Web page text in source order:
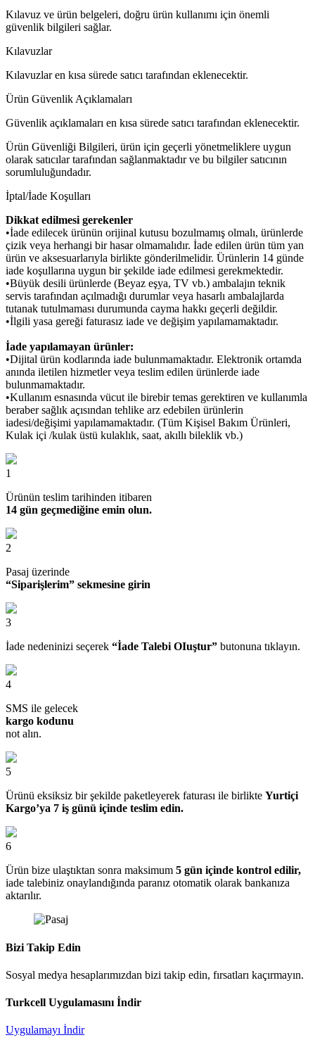
Kılavuz ve ürün belgeleri, doğru ürün kullanımı için önemli
güvenlik bilgileri sağlar.
Kılavuzlar
Kılavuzlar en kısa sürede satıcı tarafından eklenecektir.
Ürün Güvenlik Açıklamaları
Güvenlik açıklamaları en kısa sürede satıcı tarafından eklenecektir.
Ürün Güvenliği Bilgileri, ürün için geçerli yönetmeliklere uygun
olarak satıcılar tarafından sağlanmaktadır ve bu bilgiler satıcının
sorumluluğundadır.
İptal/İade Koşulları
Dikkat edilmesi gerekenler
•İade edilecek ürünün orijinal kutusu bozulmamış olmalı, ürünlerde
çizik veya herhangi bir hasar olmamalıdır. İade edilen ürün tüm yan
ürün ve aksesuarlarıyla birlikte gönderilmelidir. Ürünlerin 14 günde
iade koşullarına uygun bir şekilde iade edilmesi gerekmektedir.
•Büyük desili ürünlerde (Beyaz eşya, TV vb.) ambalajın teknik
servis tarafından açılmadığı durumlar veya hasarlı ambalajlarda
tutanak tutulmaması durumunda cayma hakkı geçerli değildir.
•İlgili yasa gereği faturasız iade ve değişim yapılamamaktadır.
İade yapılamayan ürünler:
•Dijital ürün kodlarında iade bulunmamaktadır. Elektronik ortamda
anında iletilen hizmetler veya teslim edilen ürünlerde iade
bulunmamaktadır.
•Kullanım esnasında vücut ile birebir temas gerektiren ve kullanımla
beraber sağlık açısından tehlike arz edebilen ürünlerin
iadesi/değişimi yapılamamaktadır. (Tüm Kişisel Bakım Ürünleri,
Kulak içi /kulak üstü kulaklık, saat, akıllı bileklik vb.)
1
Ürünün teslim tarihinden itibaren
14 gün geçmediğine emin olun.
2
Pasaj üzerinde
“Siparişlerim” sekmesine girin
3
İade nedeninizi seçerek “İade Talebi OIuştur” butonuna tıklayın.
4
SMS ile gelecek
kargo kodunu
not alın.
5
Ürünü eksiksiz bir şekilde paketleyerek faturası ile birlikte Yurtiçi
Kargo’ya 7 iş günü içinde teslim edin.
6
Ürün bize ulaştıktan sonra maksimum 5 gün içinde kontrol edilir,
iade talebiniz onaylandığında paranız otomatik olarak bankanıza
aktarılır.
Bizi Takip Edin
Sosyal medya hesaplarımızdan bizi takip edin, fırsatları kaçırmayın.
Turkcell Uygulamasını İndir
Uygulamayı İndir